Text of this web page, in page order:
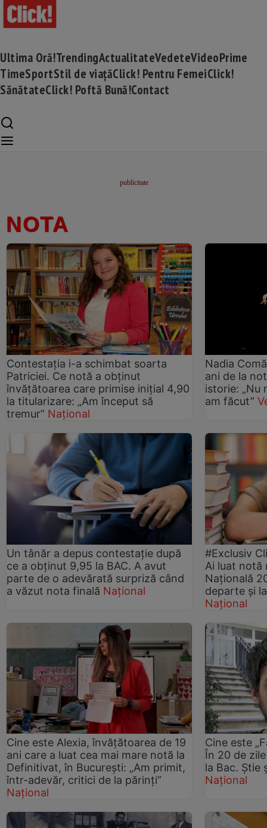
Ultima Oră!TrendingActualitateVedeteVideoPrime
TimeSportStil de viațăClick! Pentru FemeiClick!
SănătateClick! Poftă Bună!Contact
NOTA
Contestația i-a schimbat soarta
Patriciei. Ce notă a obținut
învățătoarea care primise inițial 4,90
la titularizare: „Am început să
tremur” Național
Nadia
ani de la
istorie: „Nu
am făcut”
Un tânăr a depus contestație după
ce a obținut 9,95 la BAC. A avut
parte de o adevărată surpriză când
a văzut nota finală Național
#Exclusiv
Ai luat notă
Națională
departe și
Național
Cine este Alexia, învățătoarea de 19
ani care a luat cea mai mare notă la
Definitivat, în București: „Am primit,
într-adevăr, critici de la părinți”
Național
Cine este
În 20 de
la Bac. Știe
Național